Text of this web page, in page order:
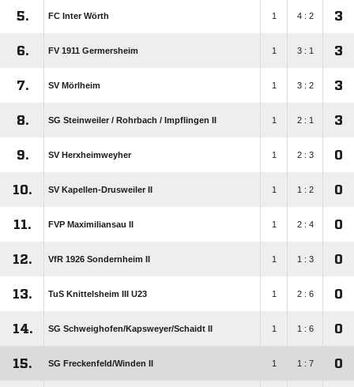
5. FC Inter Wörth 1 4 : 2 3
6. FV 1911 Germersheim 1 3 : 1 3
7. SV Mörlheim 1 3 : 2 3
8. SG Steinweiler /​ Rohrbach /​ Impflingen II 1 2 : 1 3
9. SV Herxheimweyher 1 2 : 3 0
10. SV Kapellen-Drusweiler II 1 1 : 2 0
11. FVP Maximiliansau II 1 2 : 4 0
12. VfR 1926 Sondernheim II 1 1 : 3 0
13. TuS Knittelsheim III U23 1 2 : 6 0
14. SG Schweighofen/​Kapsweyer/​Schaidt II 1 1 : 6 0
15. SG Freckenfeld/​Winden II 1 1 : 7 0